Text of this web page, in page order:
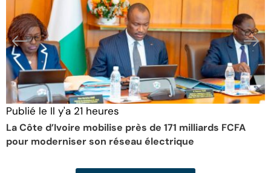
Publié le Il y'a 21 heures
La Côte d’Ivoire mobilise près de 171 milliards FCFA
pour moderniser son réseau électrique